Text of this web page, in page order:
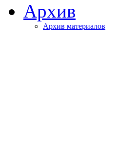
Архив
Архив материалов